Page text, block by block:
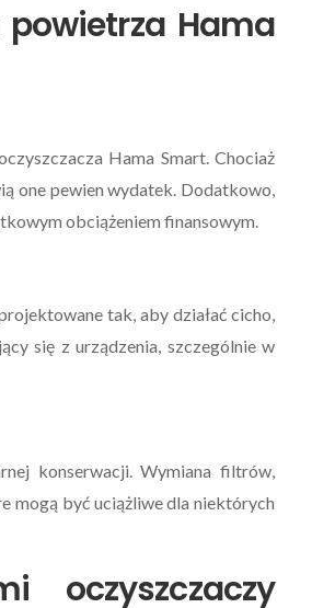
Hama
Hama Smart. Chociaż
one pewien wydatek. Dodatkowo,
obciążeniem finansowym.
tak, aby działać cicho,
się z urządzenia, szczególnie w
konserwacji. Wymiana filtrów,
mogą być uciążliwe dla niektórych
oczyszczaczy